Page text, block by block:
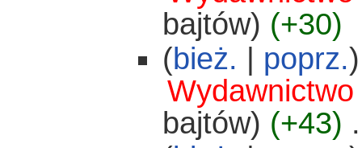
bajtów) (+30)
(bież. poprz.)
Wydawnictwo
bajtów) (+43)